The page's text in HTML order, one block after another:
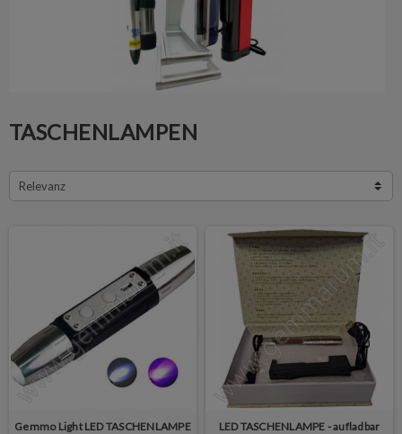
TASCHENLAMPEN
Relevanz
Gemmo Light LED TASCHENLAMPE LED TASCHENLAMPE - aufladbar